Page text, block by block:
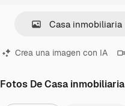
Crea una imagen con IA
Fotos De Casa inmobiliaria